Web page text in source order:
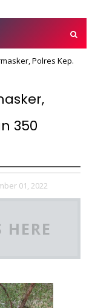
Polres Kep.
350
01, 2022
HERE